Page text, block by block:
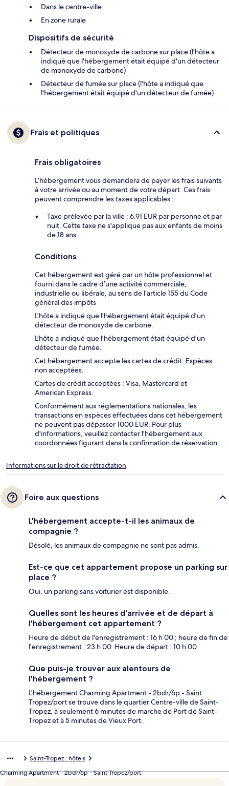
Dans le centre-ville
En zone rurale
Dispositifs de sécurité
Détecteur de monoxyde de carbone sur place (l'hôte a
indiqué que l'hébergement était équipé d'un détecteur
de monoxyde de carbone)
Détecteur de fumée sur place (l'hôte a indiqué que
l'hébergement était équipé d'un détecteur de fumée)
Frais et politiques
Frais obligatoires
L’hébergement vous demandera de payer les frais suivants
à votre arrivée ou au moment de votre départ. Ces frais
peuvent comprendre les taxes applicables :
Taxe prélevée par la ville : 6.91 EUR par personne et par
nuit. Cette taxe ne s'applique pas aux enfants de moins
de 18 ans.
Conditions
Cet hébergement est géré par un hôte professionnel et
fourni dans le cadre d’une activité commerciale,
industrielle ou libérale, au sens de l’article 155 du Code
général des impôts
L'hôte a indiqué que l'hébergement était équipé d'un
détecteur de monoxyde de carbone.
L'hôte a indiqué que l'hébergement était équipé d'un
détecteur de fumée.
Cet hébergement accepte les cartes de crédit. Espèces
non acceptées.
Cartes de crédit acceptées : Visa, Mastercard et
American Express.
Conformément aux réglementations nationales, les
transactions en espèces effectuées dans cet hébergement
ne peuvent pas dépasser 1000 EUR. Pour plus
d'informations, veuillez contacter l'hébergement aux
coordonnées figurant dans la confirmation de réservation.
Informations sur le droit de rétractation
Foire aux questions
L'hébergement accepte-t-il les animaux de
compagnie ?
Désolé, les animaux de compagnie ne sont pas admis.
Est-ce que cet appartement propose un parking sur
place ?
Oui, un parking sans voiturier est disponible.
Quelles sont les heures d'arrivée et de départ à
l'hébergement cet appartement ?
Heure de début de l'enregistrement : 16 h 00 ; heure de fin de
l'enregistrement : 23 h 00. Heure de départ : 10 h 00.
Que puis-je trouver aux alentours de
l'hébergement ?
L'hébergement Charming Apartment - 2bdr/6p - Saint
Tropez/port se trouve dans le quartier Centre-ville de Saint-
Tropez, à seulement 6 minutes de marche de Port de Saint-
Tropez et à 5 minutes de Vieux Port.
Saint-Tropez : hôtels
Charming Apartment - 2bdr/6p - Saint Tropez/port